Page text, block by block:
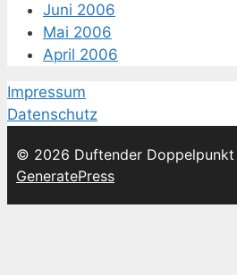
Juni 2006
Mai 2006
April 2006
Impressum
Datenschutz
© 2026 Duftender Doppelpunkt
GeneratePress